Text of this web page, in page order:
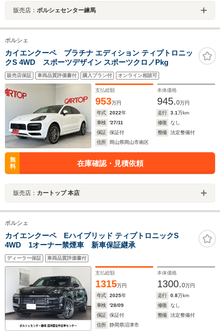
販売店： ポルシェセンター練馬
ポルシェ
カイエンクーペ プラチナ エディション ティプトロニッ
クS 4WD スポーツデザイン スポーツクロノPkg
販売店保証 車両品質評価書付 購入プラン付 オンライン相談可
支払総額
953万円
本体価格
945.0万円
年式
2022年 走行 3.1万km
車検
'27/11 修復
なし
保証
保証付 整備
法定整備付
住所
岡山県岡山市南区
無
料
在庫確認・見積依頼
販売店： カートップ 本店
ポルシェ
カイエンクーペ Eハイブリッド ティプトロニックS
4WD 1オーナー禁煙車 新車保証継承
ディーラー保証 車両品質評価書付
支払総額
1315万円
本体価格
1300.0万円
年式
2025年 走行 0.8万km
車検
'28/09 修復
なし
保証
保証付 整備
法定整備付
住所
静岡県沼津市